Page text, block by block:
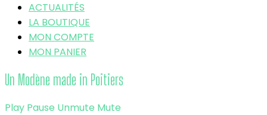
ACTUALITÉS
LA BOUTIQUE
MON COMPTE
MON PANIER
Un Modène made in Poitiers
Play Pause Unmute Mute